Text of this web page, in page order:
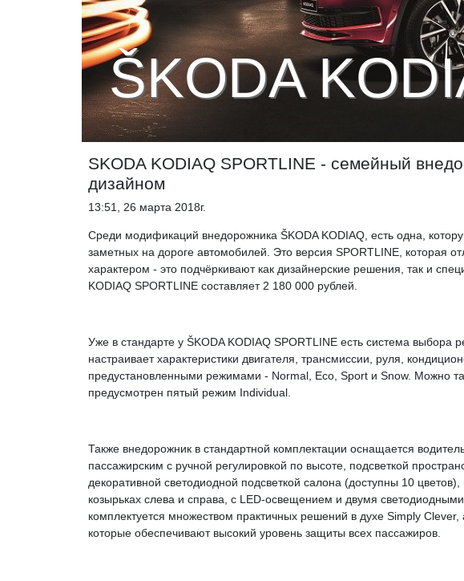
ŠKODA
SKODA KODIAQ SPORTLINE - семейный
дизайном
13:51, 26 марта 2018г.
Среди модификаций внедорожника ŠKODA KODIAQ, есть одна,
заметных на дороге автомобилей. Это версия SPORTLINE, которая
характером - это подчёркивают как дизайнерские решения, так и
KODIAQ SPORTLINE составляет 2 180 000 рублей.
Уже в стандарте у ŠKODA KODIAQ SPORTLINE есть система выбора
настраивает характеристики двигателя, трансмиссии, руля,
предустановленными режимами - Normal, Eco, Sport и Snow. Можно
предусмотрен пятый режим Individual.
Также внедорожник в стандартной комплектации оснащается
пассажирским с ручной регулировкой по высоте, подсветкой
декоративной светодиодной подсветкой салона (доступны 10
козырьках слева и справа, с LED-освещением и двумя
комплектуется множеством практичных решений в духе Simply
которые обеспечивают высокий уровень защиты всех пассажиров.